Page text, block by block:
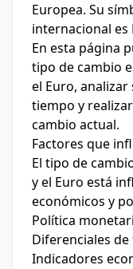
Europea. Su
internacional es
En esta página
tipo de cambio
el Euro,
tiempo y
cambio actual.
Factores que
El tipo de
y el Euro está
económicos y
Política
Diferenciales
Indicadores